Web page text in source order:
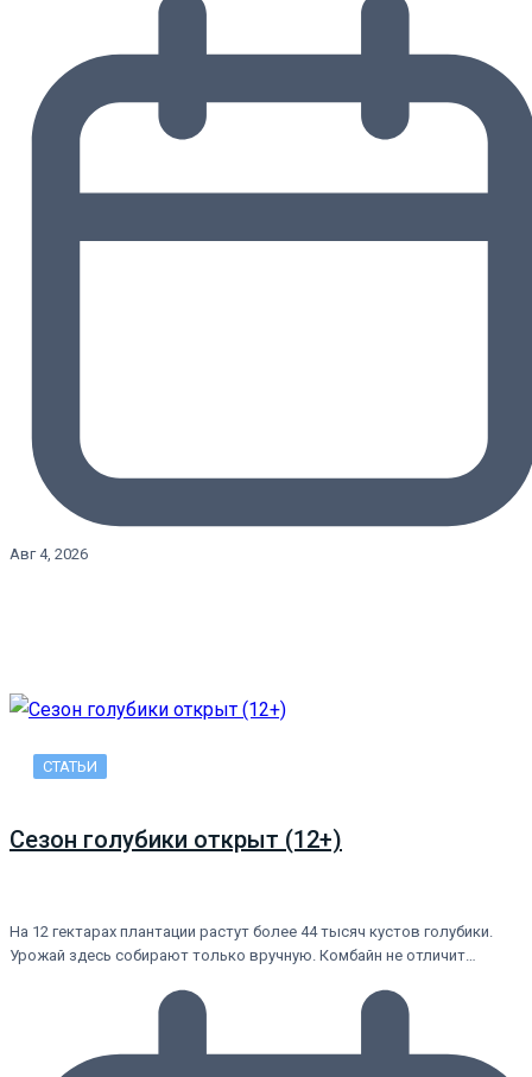
Авг 4, 2026
СТАТЬИ
Сезон голубики открыт (12+)
На 12 гектарах плантации растут более 44 тысяч кустов голубики.
Урожай здесь собирают только вручную. Комбайн не отличит…